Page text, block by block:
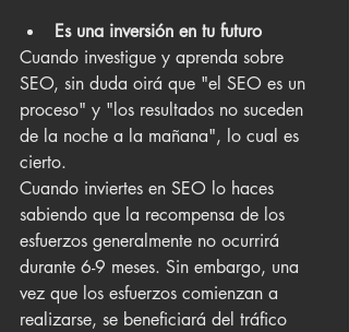
Es una inversión en tu futuro
Cuando investigue y aprenda sobre
SEO, sin duda oirá que "el SEO es un
proceso" y "los resultados no suceden
de la noche a la mañana", lo cual es
cierto.
Cuando inviertes en SEO lo haces
sabiendo que la recompensa de los
esfuerzos generalmente no ocurrirá
durante 6-9 meses. Sin embargo, una
vez que los esfuerzos comienzan a
realizarse, se beneficiará del tráfico